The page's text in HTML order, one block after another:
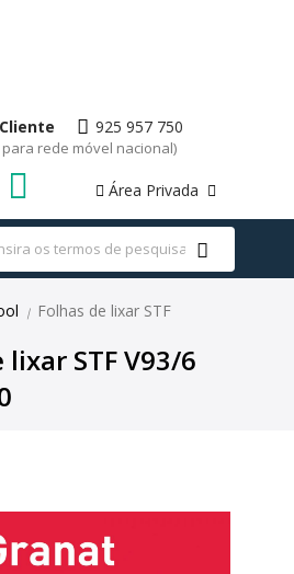
WhatsApp
925 957 750
rede móvel nacional)
Área Privada
| Folhas de lixar STF
lixar STF V93/6